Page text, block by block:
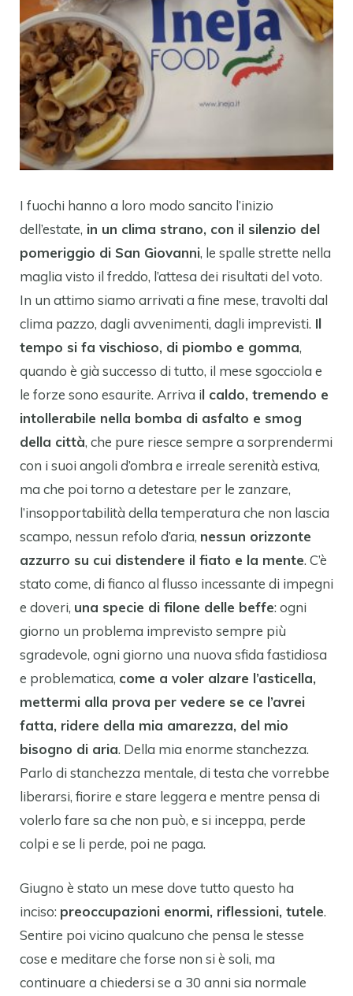
I fuochi hanno a loro modo sancito l’inizio
dell’estate, in un clima strano, con il silenzio del
pomeriggio di San Giovanni, le spalle strette nella
maglia visto il freddo, l’attesa dei risultati del voto.
In un attimo siamo arrivati a fine mese, travolti dal
clima pazzo, dagli avvenimenti, dagli imprevisti. Il
tempo si fa vischioso, di piombo e gomma,
quando è già successo di tutto, il mese sgocciola e
le forze sono esaurite. Arriva il caldo, tremendo e
intollerabile nella bomba di asfalto e smog
della città, che pure riesce sempre a sorprendermi
con i suoi angoli d’ombra e irreale serenità estiva,
ma che poi torno a detestare per le zanzare,
l’insopportabilità della temperatura che non lascia
scampo, nessun refolo d’aria, nessun orizzonte
azzurro su cui distendere il fiato e la mente. C’è
stato come, di fianco al flusso incessante di impegni
e doveri, una specie di filone delle beffe: ogni
giorno un problema imprevisto sempre più
sgradevole, ogni giorno una nuova sfida fastidiosa
e problematica, come a voler alzare l’asticella,
mettermi alla prova per vedere se ce l’avrei
fatta, ridere della mia amarezza, del mio
bisogno di aria. Della mia enorme stanchezza.
Parlo di stanchezza mentale, di testa che vorrebbe
liberarsi, fiorire e stare leggera e mentre pensa di
volerlo fare sa che non può, e si inceppa, perde
colpi e se li perde, poi ne paga.
Giugno è stato un mese dove tutto questo ha
inciso: preoccupazioni enormi, riflessioni, tutele.
Sentire poi vicino qualcuno che pensa le stesse
cose e meditare che forse non si è soli, ma
continuare a chiedersi se a 30 anni sia normale